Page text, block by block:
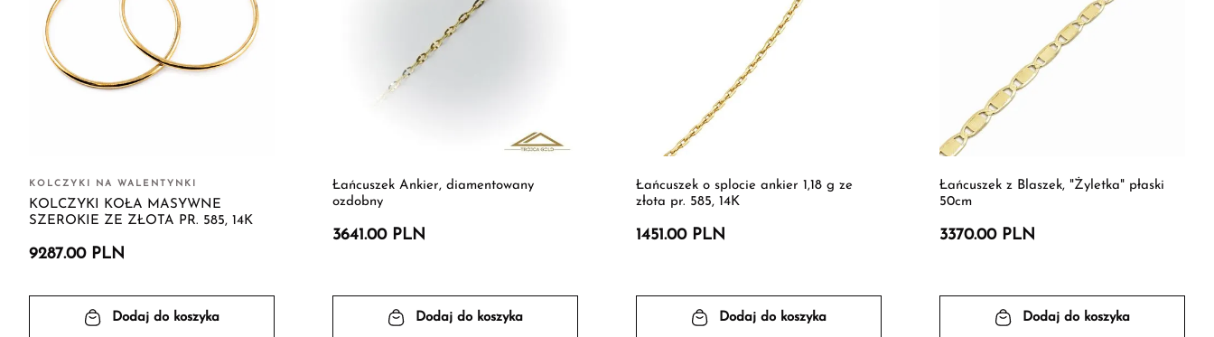
KOLCZYKI NA WALENTYNKI
KOLCZYKI KOŁA MASYWNE
SZEROKIE ZE ZŁOTA PR. 585, 14K
9287.00 PLN
Dodaj do koszyka
Łańcuszek Ankier, diamentowany
ozdobny
3641.00 PLN
Dodaj do koszyka
Łańcuszek o splocie ankier 1,18 g ze
złota pr. 585, 14K
1451.00 PLN
Dodaj do koszyka
Łańcuszek z Blaszek, "Żyletka" płaski
50cm
3370.00 PLN
Dodaj do koszyka